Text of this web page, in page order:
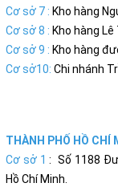
Cơ sở 7 : Kho hàng
Cơ sở 8 : Kho hàng
Cơ sở 9 : Kho hàng
Cơ sở10: Chi nhánh
THÀNH PHỐ HỒ CHÍ
Cơ sở 1: Số 1188
Hồ Chí Minh.